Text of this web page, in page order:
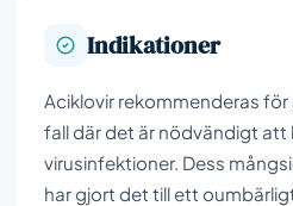
Indikationer
Aciklovir rekommenderas
fall där det är nödvändigt att
virusinfektioner. Dess
har gjort det till ett